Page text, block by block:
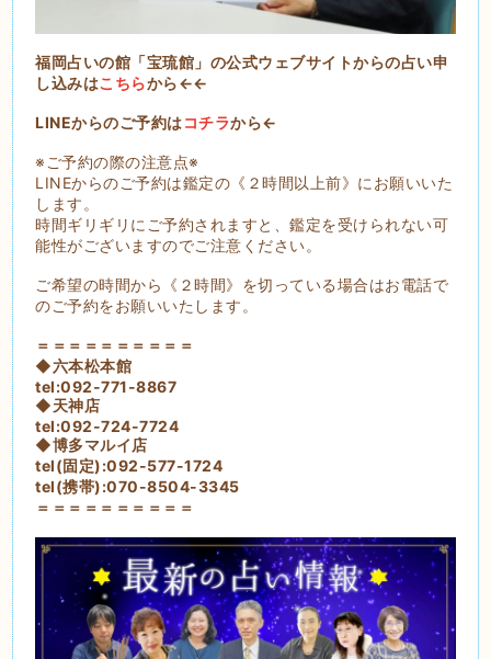
福岡占いの館「宝琉館」の公式ウェブサイトからの占い申
し込みはこちらから←←
LINEからのご予約はコチラから←
※ご予約の際の注意点※
LINEからのご予約は鑑定の《２時間以上前》にお願いいた
します。
時間ギリギリにご予約されますと、鑑定を受けられない可
能性がございますのでご注意ください。
ご希望の時間から《２時間》を切っている場合はお電話で
のご予約をお願いいたします。
＝＝＝＝＝＝＝＝＝＝
◆六本松本館
tel:092-771-8867
◆天神店
tel:092-724-7724
◆博多マルイ店
tel(固定):092-577-1724
tel(携帯):070-8504-3345
＝＝＝＝＝＝＝＝＝＝